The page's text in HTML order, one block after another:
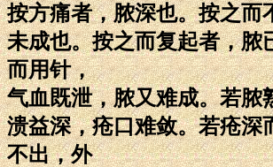
按方痛者，脓深也。按之而
未成也。按之而复起者，脓
而用针，
气血既泄，脓又难成。若脓
溃益深，疮口难敛。若疮深
不出，外